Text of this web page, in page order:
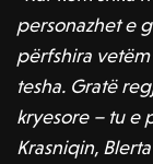
personazhet e
përfshira
tesha. Gratë
kryesore – tu e
Krasniqin,